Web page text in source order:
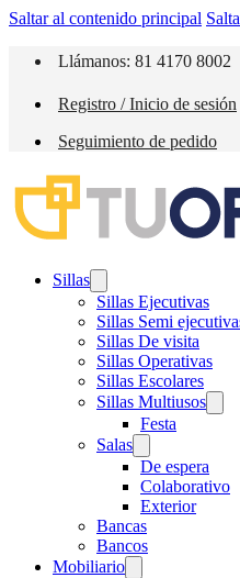
Saltar al contenido principal
Llámanos: 81 4170 8002
Registro / Inicio de sesión
Seguimiento de pedido
Sillas
Sillas Ejecutivas
Sillas Semi
Sillas De visita
Sillas Operativas
Sillas Escolares
Sillas Multiusos
Festa
Salas
De espera
Colaborativo
Exterior
Bancas
Bancos
Mobiliario